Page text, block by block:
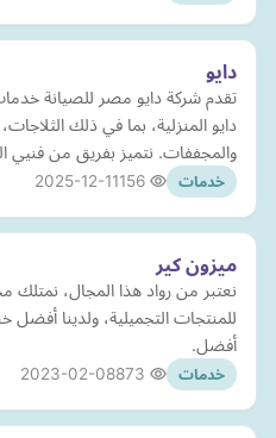
دايو
تقدم شركة دايو مصر للصيانة
دايو المنزلية، بما في ذلك
والمجففات. نتميز بفريق من فنيي
خدمات 2025-12-11
ميزون كير
نعتبر من رواد هذا المجال، نمتلك
للمنتجات التجميلية، ولدينا أفضل
أفضل.
خدمات 2023-02-08